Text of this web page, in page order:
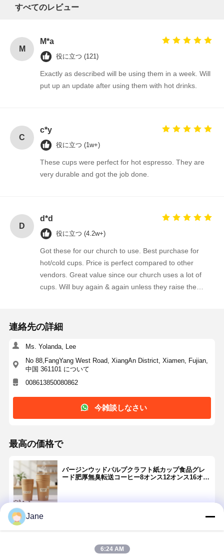
すべてのレビュー
M
M*a
役に立つ (121)
Exactly as described will be using them in a week. Will
put up an update after using them with hot drinks.
C
c*y
役に立つ (1w+)
These cups were perfect for hot espresso. They are
very durable and got the job done.
D
d*d
役に立つ (4.2w+)
Got these for our church to use. Best purchase for
hot/cold cups. Price is perfect compared to other
vendors. Great value since our church uses a lot of
cups. Will buy again & again unless they raise the
連絡先の詳細
Ms. Yolanda, Lee
No 88,FangYang West Road, XiangAn District, Xiamen, Fujian,
中国 361101 について
008613850080862
今雑談しなさい
最高の価格で
バージンウッドパルプクラフト紙カップ食品グレ
ード肥厚無臭転送コーヒー8オンス12オンス16オン
推薦されたプロダクト
Jane
6:24 AM